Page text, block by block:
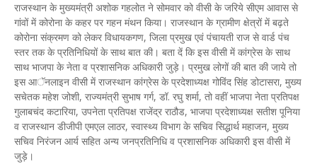
राजस्थान के मुख्यमंत्री अशोक गहलोत ने सोमवार को वीसी के जरिये सीएम आवास से
गांवों में कोरोना के कहर पर गहन मंथन किया। राजस्थान के ग्रामीण क्षेत्रों में बढ़ते
कोरोना संक्रमण को लेकर विधायकगण, जिला प्रमुख एवं पंचायती राज से वार्ड पंच
स्तर तक के प्रतिनिधियों के साथ बात की। बता दें कि इस वीसी में कांग्रेस के साथ
साथ भाजपा के नेता व प्रशासनिक अधिकारी जुड़े। प्रमुख लोगों की बात की जाये तो
इस आॅनलाइन वीसी में राजस्थान कांग्रेस के प्रदेशाध्यक्ष गोविंद सिंह डोटासरा, मुख्य
सचेतक महेश जोशी, राज्यमंत्री सुभाष गर्ग,​ डॉ. रघु शर्मा, तो वहीं भाजपा नेता प्रतिपक्ष
गुलाबचंद कटारिया, उपनेता प्रतिपक्ष राजेंद्र राठौड, भाजपा प्रदेशाध्यक्ष सतीश पूनिया
व राजस्थान डीजीपी एमएल लाठर, स्वास्थ्य विभाग के सचिव सिद्धार्थ महाजन, मुख्य
सचिव निरंजन आर्य सहित अन्य जनप्रतिनिधि व प्रशासनिक अधिकारी इस वीसी में
जुड़े।